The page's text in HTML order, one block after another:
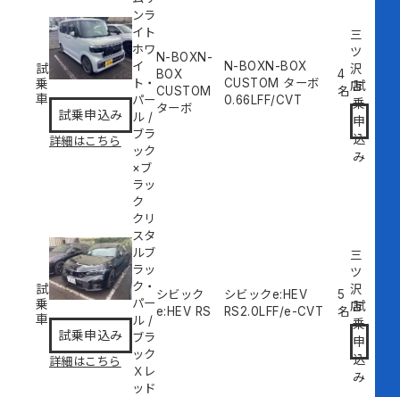
試
乗
車
試乗申込み
詳細はこちら
ンラ
イト
ホワ
イ
ト・
パー
ル/
ブラ
ック
×ブ
ラッ
ク
N-BOXN-
BOX
CUSTOM
ターボ
N-BOXN-BOX
CUSTOM ターボ
0.66LFF/CVT
4
名
三
ツ
沢
店
試
乗
申
込
み
試
乗
車
試乗申込み
詳細はこちら
クリ
スタ
ルブ
ラッ
ク・
パー
ル/
ブラ
ック
Ｘレ
ッド
シビック
e:HEV RS
シビックe:HEV
RS2.0LFF/e-CVT
5
名
三
ツ
沢
店
試
乗
申
込
み